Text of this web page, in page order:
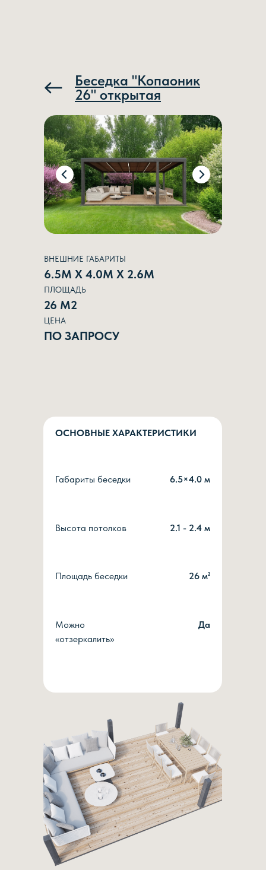
Беседка "Копаоник
26" открытая
ВНЕШНИЕ ГАБАРИТЫ
6.5М Х 4.0М Х 2.6М
ПЛОЩАДЬ
26 М2
ЦЕНА
ПО ЗАПРОСУ
ОСНОВНЫЕ ХАРАКТЕРИСТИКИ
Габариты беседки 6.5×4.0 м
Высота потолков 2.1 - 2.4 м
Площадь беседки 26 м²
Можно
«отзеркалить»
Да